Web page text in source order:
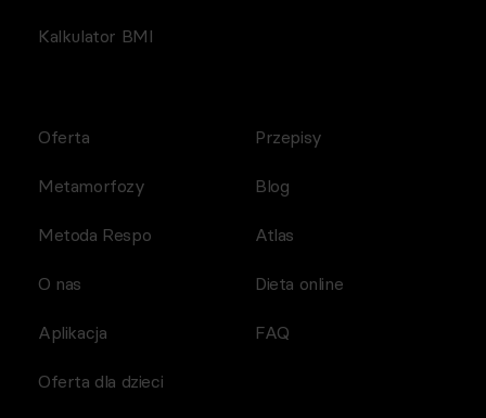
Kalkulator BMI
Oferta
Metamorfozy
Metoda Respo
O nas
Aplikacja
Przepisy
Blog
Atlas
Dieta online
FAQ
Oferta dla dzieci